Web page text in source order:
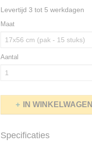
Levertijd 3 tot 5 werkdagen
Maat
Aantal
IN WINKELWAGEN
Specificaties